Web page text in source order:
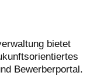
bietet
Bewerberportal.